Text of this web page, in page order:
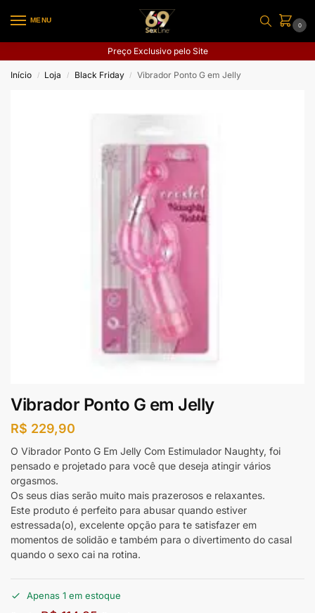
MENU
0
Preço Exclusivo pelo Site
Início / Loja / Black Friday / Vibrador Ponto G em Jelly
Vibrador Ponto G em Jelly
R$ 229,90
O Vibrador Ponto G Em Jelly Com Estimulador Naughty, foi
pensado e projetado para você que deseja atingir vários
orgasmos.
Os seus dias serão muito mais prazerosos e relaxantes.
Este produto é perfeito para abusar quando estiver
estressada(o), excelente opção para te satisfazer em
momentos de solidão e também para o divertimento do casal
quando o sexo cai na rotina.
Apenas 1 em estoque